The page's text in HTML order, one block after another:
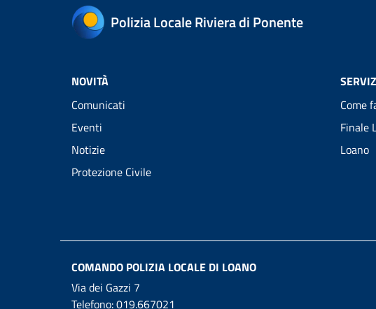
Polizia Locale Riviera di Ponente
NOVITÀ
Comunicati
Eventi
Notizie
Protezione Civile
Come
Finale
Loano
COMANDO POLIZIA LOCALE DI LOANO
Via dei Gazzi 7
Telefono:019.667021